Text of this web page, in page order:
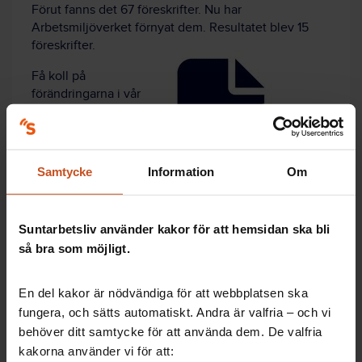
Samtycke Information Om
Suntarbetsliv använder kakor för att hemsidan ska bli
så bra som möjligt.
En del kakor är nödvändiga för att webbplatsen ska
fungera, och sätts automatiskt. Andra är valfria – och vi
behöver ditt samtycke för att använda dem. De valfria
kakorna använder vi för att:
Förut fanns det 67 föreskrifter. Nu har
Arbetsmiljöverket förnyat dem. Resultatet blev 15
föreskrifter.
Få koll på
förändringarna i vår
i ny kostym – 3 saker
att ha koll på
Artiklar: Så gör andra
Vad är arbetsmiljölagen?
Arbetsmiljöansvar – så funkar det